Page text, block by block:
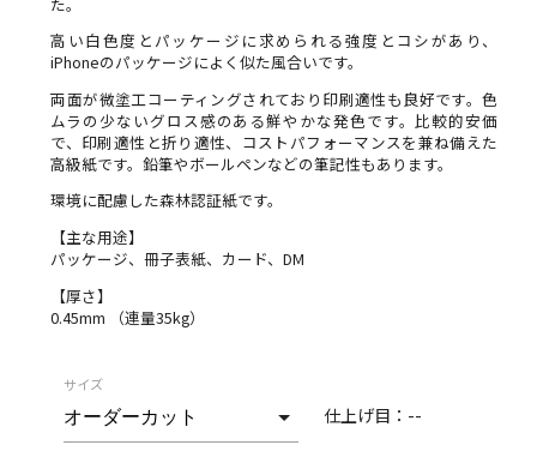
高い白色度とパッケージに求められる強度とコシがあり、
iPhoneのパッケージによく似た風合いです。
両面が微塗工コーティングされており印刷適性も良好です。色
ムラの少ないグロス感のある鮮やかな発色です。比較的安価
で、印刷適性と折り適性、コストパフォーマンスを兼ね備えた
高級紙です。鉛筆やボールペンなどの筆記性もあります。
環境に配慮した森林認証紙です。
【主な用途】
パッケージ、冊子表紙、カード、DM
【厚さ】
0.45mm （連量35kg）
サイズ
仕上げ目： --